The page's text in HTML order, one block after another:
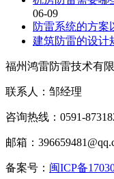
06-09
防雷系统的方案
建筑防雷的设计
福州鸿雷防雷技术有
联系人：邹经理
咨询热线：0591-
邮箱：
备案号： 闽ICP备